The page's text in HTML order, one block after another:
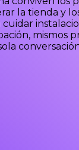
la tienda y
cuidar
mismos